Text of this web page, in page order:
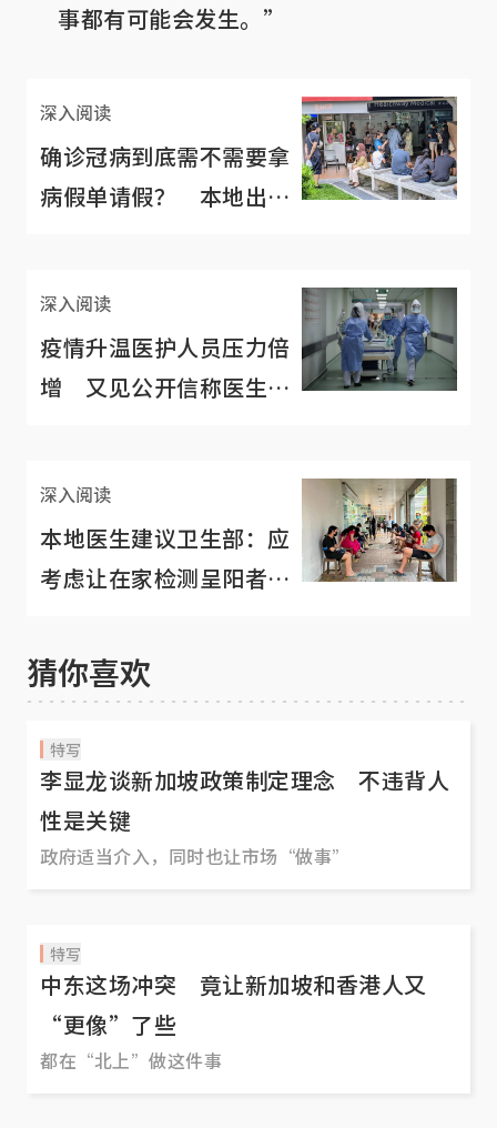
事都有可能会发生。”
深入阅读
确诊冠病到底需不需要拿
病假单请假？ 本地出现
深入阅读
疫情升温医护人员压力倍
增 又见公开信称医生护
深入阅读
本地医生建议卫生部：应
考虑让在家检测呈阳者自
猜你喜欢
特写
李显龙谈新加坡政策制定理念 不违背人
性是关键
政府适当介入，同时也让市场“做事”
特写
中东这场冲突 竟让新加坡和香港人又
“更像”了些
都在“北上”做这件事